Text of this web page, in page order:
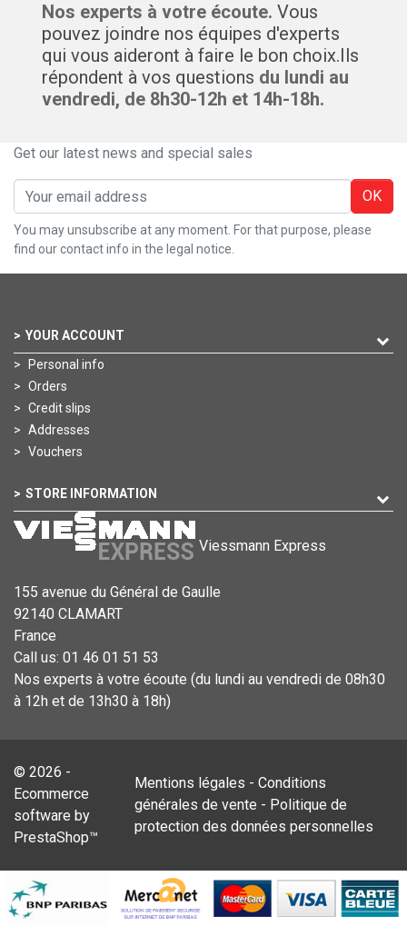
Nos experts à votre écoute. Vous
pouvez joindre nos équipes d'experts
qui vous aideront à faire le bon choix.Ils
répondent à vos questions du lundi au
vendredi, de 8h30-12h et 14h-18h.
Get our latest news and special sales
OK
You may unsubscribe at any moment. For that purpose, please
find our contact info in the legal notice.
YOUR ACCOUNT
Personal info
Orders
Credit slips
Addresses
Vouchers
STORE INFORMATION
Viessmann Express
155 avenue du Général de Gaulle
92140 CLAMART
France
Call us: 01 46 01 51 53
Nos experts à votre écoute (du lundi au vendredi de 08h30
à 12h et de 13h30 à 18h)
© 2026 -
Ecommerce
software by
PrestaShop™
Mentions légales -Conditions
générales de vente - Politique de
protection des données personnelles